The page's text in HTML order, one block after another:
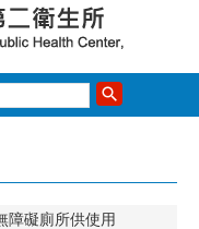
尋
障礙廁所供使用